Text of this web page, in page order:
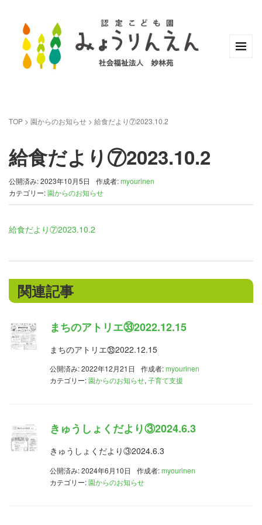
TOP > 園からのお知らせ > 給食だより⑦2023.10.2
給食だより⑦2023.10.2
公開済み: 2023年10月5日 作成者:myourinen
カテゴリー:園からのお知らせ
給食だより⑦2023.10.2
関連記事
まちのアトリエ㉝2022.12.15
まちのアトリエ㉝2022.12.15
公開済み: 2022年12月21日 作成者:myourinen
カテゴリー:園からのお知らせ, 子育て支援
きゅうしょくだより③2024.6.3
きゅうしょくだより③2024.6.3
公開済み: 2024年6月10日 作成者:myourinen
カテゴリー:園からのお知らせ